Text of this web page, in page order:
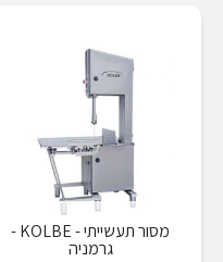
מסור תעשייתי - KOLBE -
גרמניה